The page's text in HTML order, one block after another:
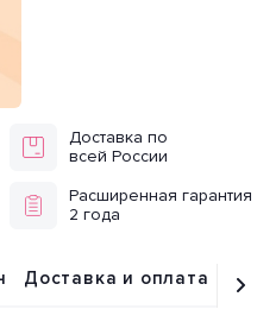
Доставка по
всей России
Расширенная гарантия
2 года
Доставка и оплата